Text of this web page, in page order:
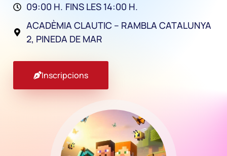
09:00 H. FINS LES 14:00 H.
ACADÈMIA CLAUTIC – RAMBLA CATALUNYA
2, PINEDA DE MAR
Inscripcions